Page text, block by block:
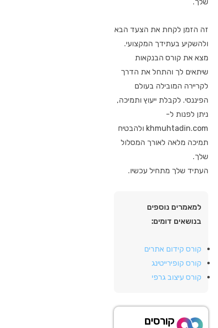
זה הזמן לקחת את הצעד הבא
ולהשקיע בעתידך המקצועי.
מצא את קורס הבנקאות
שיתאים לך והתחל את הדרך
לקריירה המובילה בעולם
הפיננסי. לקבלת ייעוץ ותמיכה,
ניתן לפנות ל-
khmuhtadin.com ולהבטיח
תמיכה מלאה לאורך המסלול
שלך.
העתיד שלך מתחיל עכשיו.
למאמרים נוספים
בנושאים דומים:
קורס קידום אתרים
קורס קופירייטינג
קורס עיצוב גרפי
קורסים